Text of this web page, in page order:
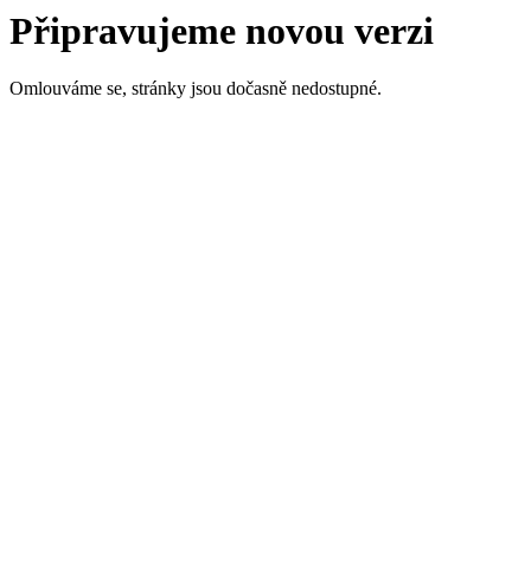
Připravujeme novou verzi
Omlouváme se, stránky jsou dočasně nedostupné.